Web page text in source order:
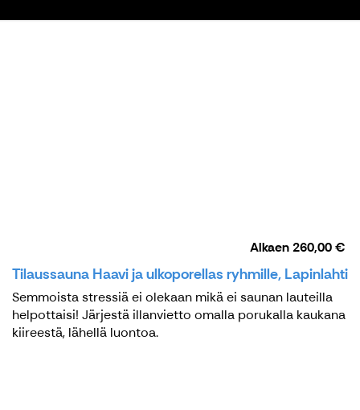
Alkaen260,00 €
Tilaussauna Haavi ja ulkoporellas ryhmille, Lapinlahti
Semmoista stressiä ei olekaan mikä ei saunan lauteilla
helpottaisi! Järjestä illanvietto omalla porukalla kaukana
kiireestä, lähellä luontoa.